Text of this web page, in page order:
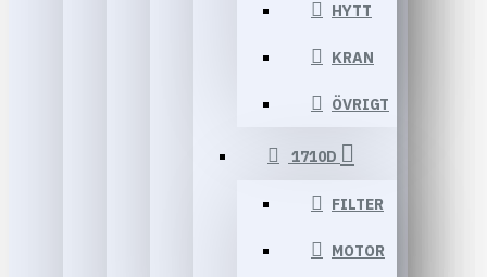
HYTT
KRAN
ÖVRIGT
1710D
FILTER
MOTOR